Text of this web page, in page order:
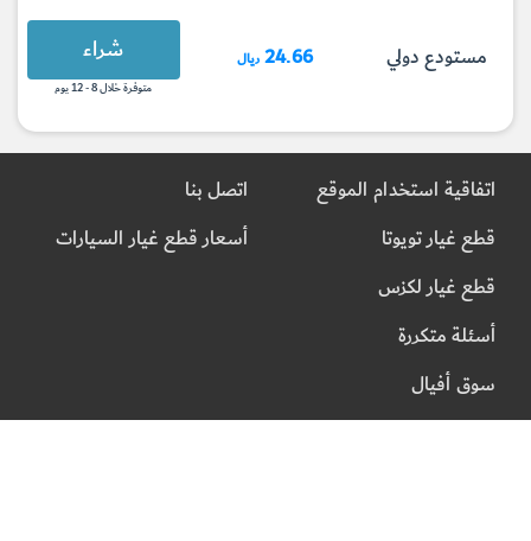
مستودع دولي 24.66 ريال شراء
متوفرة خلال 8 - 12 يوم
اتفاقية استخدام الموقع
قطع غيار تويوتا
قطع غيار لكزس
أسئلة متكررة
سوق أفيال
اتصل بنا
أسعار قطع غيار السيارات